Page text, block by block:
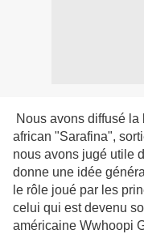
Nous avons diffusé
african "Sarafina",
nous avons jugé utile
donne une idée
le rôle joué par les
celui qui est devenu
américaine Wwhoopi